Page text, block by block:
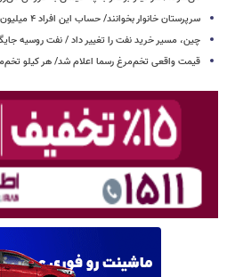
سرپرستان خانوار بخوانند/ حساب این افراد ۴ میلیون تومان شارژ شد
چین، مسیر خرید نفت را تغییر داد / نفت روسیه
قیمت واقعی تخم‌مرغ رسما اعلام شد/ هر کیلو